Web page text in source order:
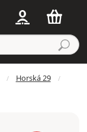
Horská 29